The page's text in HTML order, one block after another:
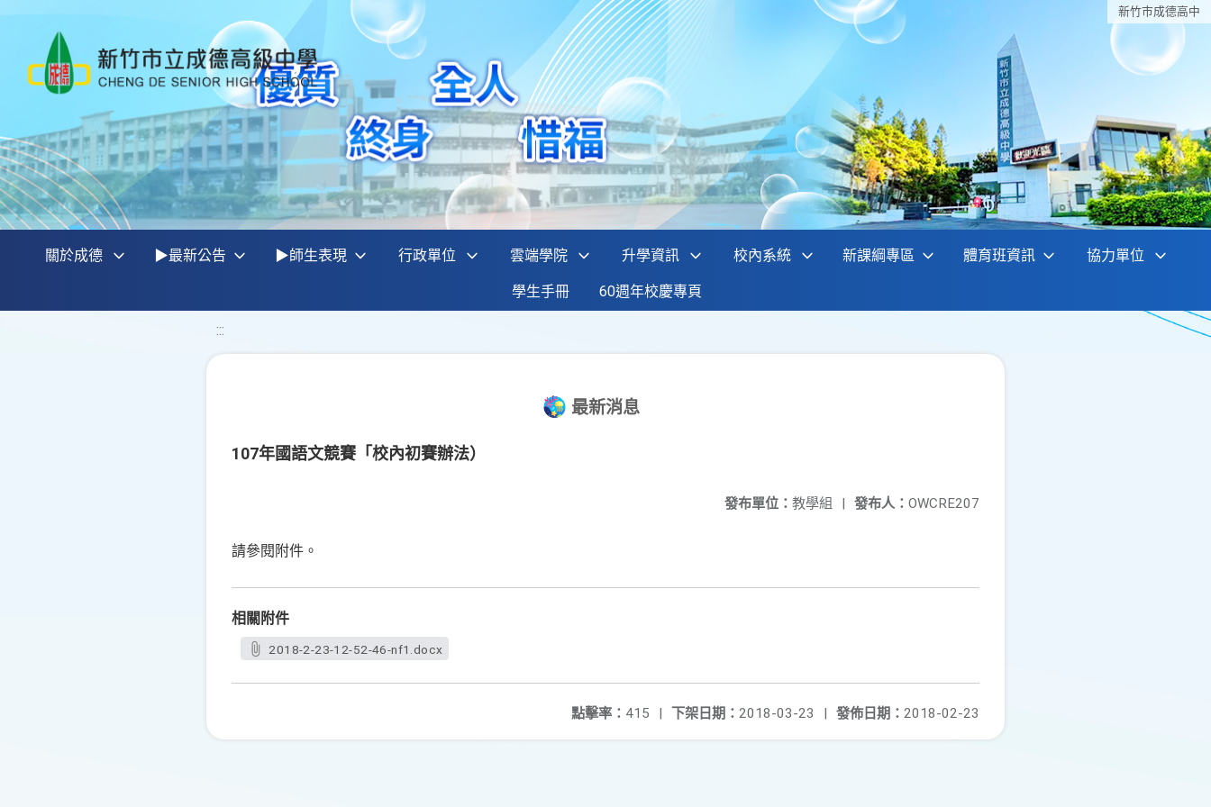
新竹巿成德高中
關於成德 ▶最新公告 ▶師生表現 行政單位 雲端學院 升學資訊 校內系統 新課綱專區 體育班資訊 協力單位
學生手冊 60週年校慶專頁
:::
最新消息
107年國語文競賽「校內初賽辦法）
發布人： OWCRE207
發布單位： 教學組 |
請參閱附件。
相關附件
2018-2-23-12-52-46-nf1.docx
發佈日期： 2018-02-23
下架日期： 2018-03-23 |
點擊率： 415 |